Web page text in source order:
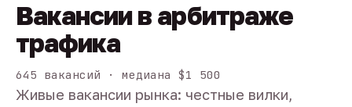
Вакансии в арбитраже
трафика
645 вакансий · медиана $1 500
Живые вакансии рынка: честные вилки,